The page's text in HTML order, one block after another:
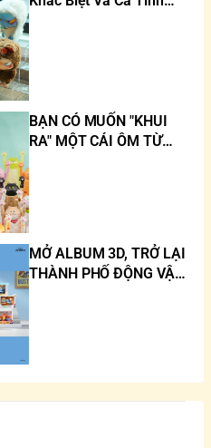
BẠN CÓ MUỐN "KHUI
RA" MỘT CÁI ÔM TỪ
MỞ ALBUM 3D, TRỞ LẠI
THÀNH PHỐ ĐỘNG VẬT